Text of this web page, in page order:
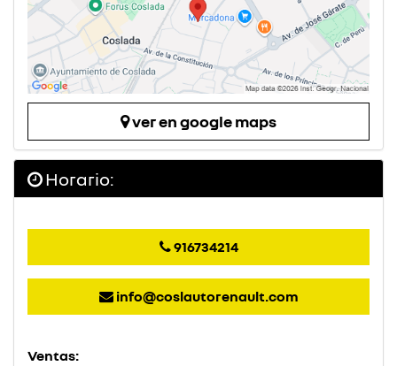
ver en google maps
Horario:
916734214
info@coslautorenault.com
Ventas: